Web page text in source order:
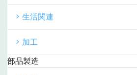
生活関連
加工
部品製造